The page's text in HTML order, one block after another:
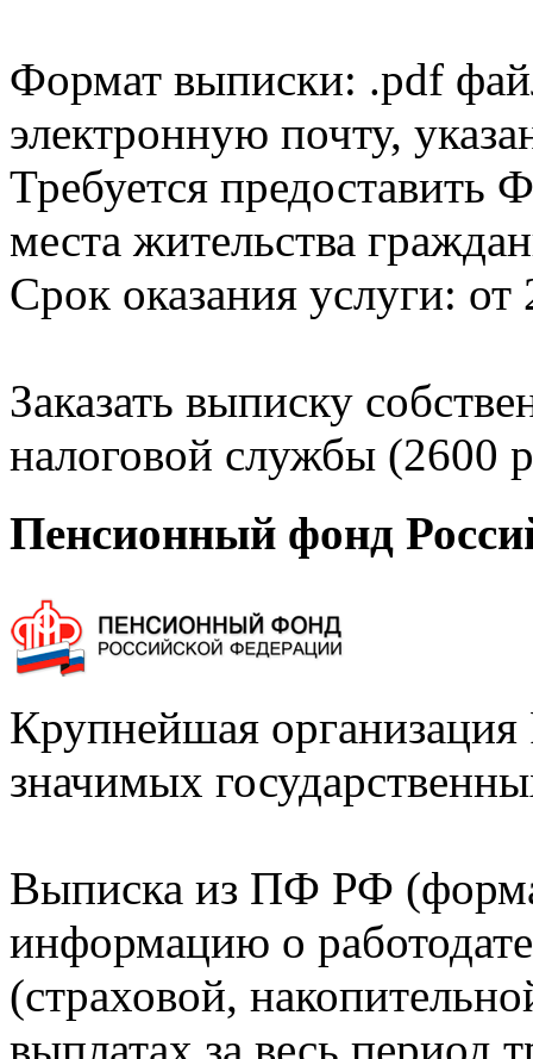
Формат выписки: .pdf
электронную почту,
Требуется
места жительства
Срок оказания услуги: от
Заказать выписку
налоговой службы (2600
Пенсионный фонд
Крупнейшая
значимых
Выписка из ПФ РФ
информацию о
(страховой,
выплатах за весь период